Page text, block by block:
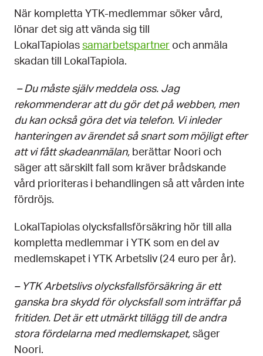
När kompletta YTK-medlemmar söker vård,
lönar det sig att vända sig till
LokalTapiolas samarbetspartner och anmäla
skadan till LokalTapiola.
– Du måste själv meddela oss. Jag
rekommenderar att du gör det på webben, men
du kan också göra det via telefon. Vi inleder
hanteringen av ärendet så snart som möjligt efter
att vi fått skadeanmälan, berättar Noori och
säger att särskilt fall som kräver brådskande
vård prioriteras i behandlingen så att vården inte
fördröjs.
LokalTapiolas olycksfallsförsäkring hör till alla
kompletta medlemmar i YTK som en del av
medlemskapet i YTK Arbetsliv (24 euro per år).
– YTK Arbetslivs olycksfallsförsäkring är ett
ganska bra skydd för olycksfall som inträffar på
fritiden. Det är ett utmärkt tillägg till de andra
stora fördelarna med medlemskapet, säger
Noori.